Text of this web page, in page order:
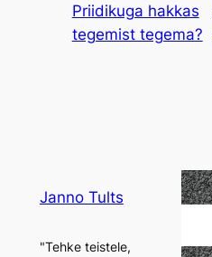
Priidikuga hakkas
tegemist tegema?
Janno Tults
"Tehke teistele,